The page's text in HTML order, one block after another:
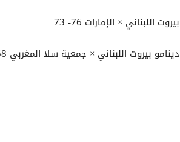
بيروت اللبناني × الإمارات 76- 73
دينامو بيروت اللبناني × جمعية سلا المغربي 68- 59